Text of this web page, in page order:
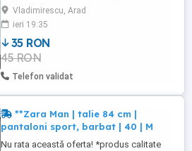
*material din imagine. ***stare buna.
produs utilizat. NU FAC SCHIMBURI
Vladimirescu, Arad
ieri 19:35
35 RON
45 RON
Telefon validat
**Zara Man | talie 84 cm |
pantaloni sport, barbat | 40 | M
Nu rata această oferta! *produs calitate